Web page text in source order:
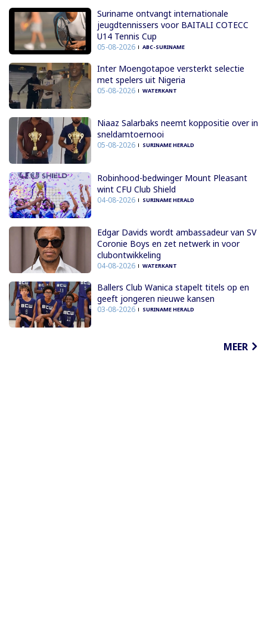
Suriname ontvangt internationale
jeugdtennissers voor BAITALI COTECC
U14 Tennis Cup
05-08-2026 ABC-SURINAME
Inter Moengotapoe versterkt selectie
met spelers uit Nigeria
05-08-2026 WATERKANT
Niaaz Salarbaks neemt koppositie over in
sneldamtoernooi
05-08-2026 SURINAME HERALD
Robinhood-bedwinger Mount Pleasant
wint CFU Club Shield
04-08-2026 SURINAME HERALD
Edgar Davids wordt ambassadeur van SV
Coronie Boys en zet netwerk in voor
clubontwikkeling
04-08-2026 WATERKANT
Ballers Club Wanica stapelt titels op en
geeft jongeren nieuwe kansen
03-08-2026 SURINAME HERALD
MEER